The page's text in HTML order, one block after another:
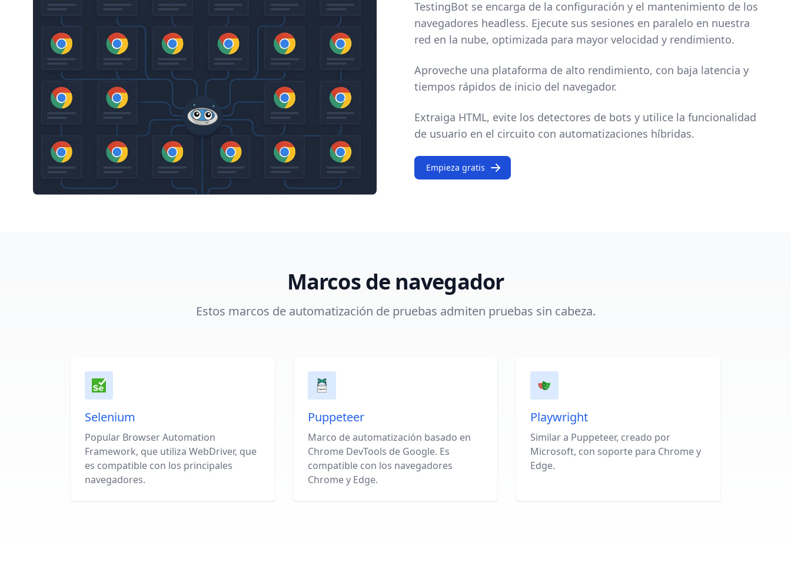
TestingBot se encarga de la configuración y el mantenimiento de los
navegadores headless. Ejecute sus sesiones en paralelo en nuestra
red en la nube, optimizada para mayor velocidad y rendimiento.
Aproveche una plataforma de alto rendimiento, con baja latencia y
tiempos rápidos de inicio del navegador.
Extraiga HTML, evite los detectores de bots y utilice la funcionalidad
de usuario en el circuito con automatizaciones híbridas.
Empieza gratis
Marcos de navegador
Estos marcos de automatización de pruebas admiten pruebas sin cabeza.
Selenium
Popular Browser Automation
Framework, que utiliza WebDriver, que
es compatible con los principales
navegadores.
Puppeteer
Marco de automatización basado en
Chrome DevTools de Google. Es
compatible con los navegadores
Chrome y Edge.
Playwright
Similar a Puppeteer, creado por
Microsoft, con soporte para Chrome y
Edge.